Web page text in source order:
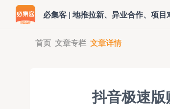
必集客 | 地推拉新、异业合作、项
首页 文章专栏 文章详情
抖音极速